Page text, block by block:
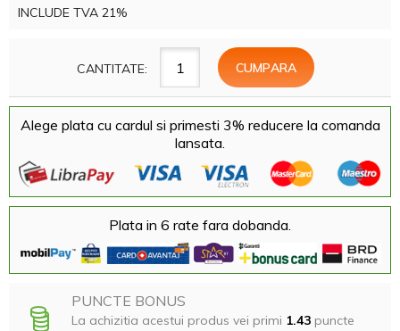
INCLUDE TVA 21%
CANTITATE:
Alege plata cu cardul si primesti 3% reducere la comanda
lansata.
Plata in 6 rate fara dobanda.
PUNCTE BONUS
La achizitia acestui produs vei primi 1.43 puncte